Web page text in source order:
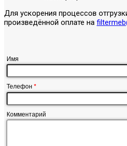
Для ускорения процессов
произведённой оплате на
Имя
Телефон *
Комментарий